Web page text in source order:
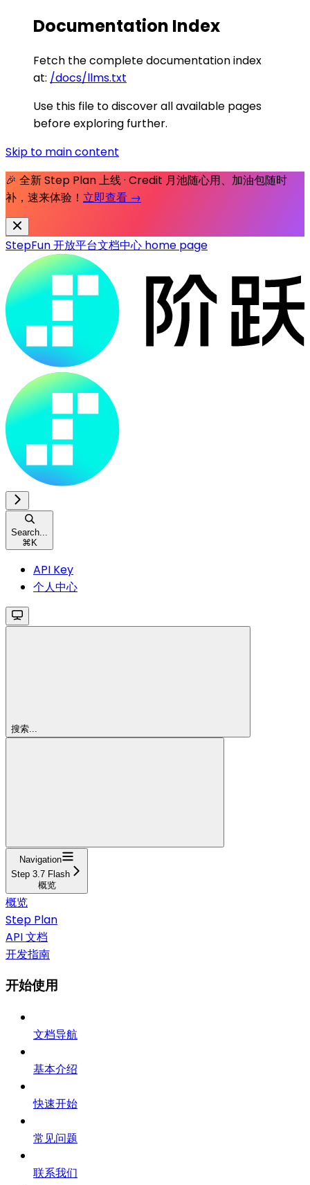
Documentation Index
Fetch the complete documentation index
at: /docs/llms.txt
Use this file to discover all available pages
before exploring further.
Skip to main content
🎉 全新 Step Plan 上线 · Credit 月池随心用、加油包随时
补，速来体验！ 立即查看 →
StepFun 开放平台文档中心 home page
Search...
⌘K
API Key
个人中心
搜索...
Navigation
Step 3.7 Flash
概览
概览
Step Plan
API 文档
开发指南
开始使用
文档导航
基本介绍
快速开始
常见问题
联系我们